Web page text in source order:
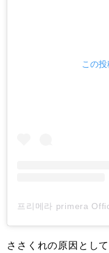
この
ささくれの原因とし